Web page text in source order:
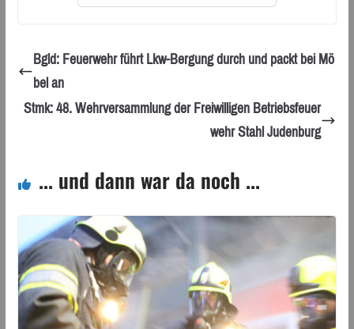
Bgld: Feuerwehr führt Lkw-Bergung durch und packt bei Mö
bel an
Stmk: 48. Wehrversammlung der Freiwilligen Betriebsfeuer
wehr Stahl Judenburg
... und dann war da noch ...